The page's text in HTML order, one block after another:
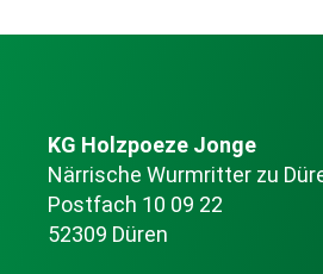
KG Holzpoeze Jonge
Närrische Wurmritter zu
Postfach 10 09 22
52309 Düren